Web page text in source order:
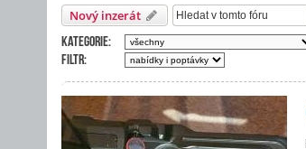
Nový inzerát
Kategorie:
Filtr: